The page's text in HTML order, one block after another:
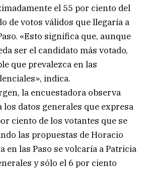
el 55 por ciento del
de votos válidos que llegaría a
«Esto significa que, aunque
ser el candidato más votado,
que prevalezca en las
indica.
la encuestadora observa
los datos generales que expresa
ciento de los votantes que se
las propuestas de Horacio
en las Paso se volcaría a Patricia
y sólo el 6 por ciento